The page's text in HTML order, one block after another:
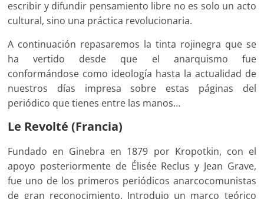
escribir y difundir pensamiento libre no es solo un acto
cultural, sino una práctica revolucionaria.
A continuación repasaremos la tinta rojinegra que se
ha vertido desde que el anarquismo fue
conformándose como ideología hasta la actualidad de
nuestros días impresa sobre estas páginas del
periódico que tienes entre las manos…
Le Revolté (Francia)
Fundado en Ginebra en 1879 por Kropotkin, con el
apoyo posteriormente de Élisée Reclus y Jean Grave,
fue uno de los primeros periódicos anarcocomunistas
de gran reconocimiento. Introdujo un marco teórico